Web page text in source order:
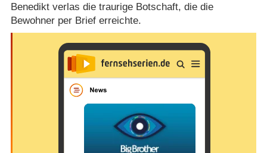
Benedikt verlas die traurige Botschaft, die die
Bewohner per Brief erreichte.